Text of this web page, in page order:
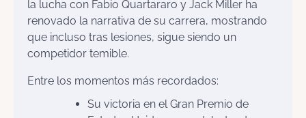
la lucha con Fabio Quartararo y Jack Miller ha
renovado la narrativa de su carrera, mostrando
que incluso tras lesiones, sigue siendo un
competidor temible.
Entre los momentos más recordados:
Su victoria en el Gran Premio de